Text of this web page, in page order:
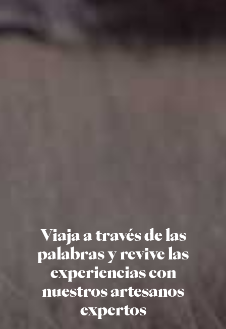
Viaja a través de las
palabras y revive las
experiencias con
nuestros artesanos
expertos